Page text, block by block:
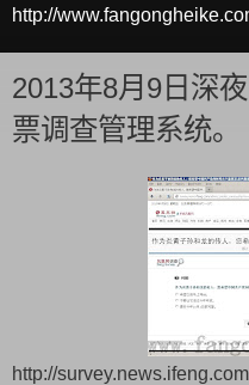
http://
2013年8月9日深
票调查管理系统。
http://